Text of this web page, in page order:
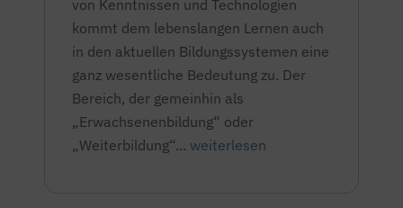
von Kenntnissen und Technologien
kommt dem lebenslangen Lernen auch
in den aktuellen Bildungssystemen eine
ganz wesentliche Bedeutung zu. Der
Bereich, der gemeinhin als
„Erwachsenenbildung“ oder
„Weiterbildung“... weiterlesen